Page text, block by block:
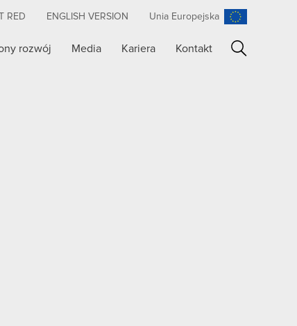
RED ENGLISH VERSION Unia Europejska
rozwój Media Kariera Kontakt